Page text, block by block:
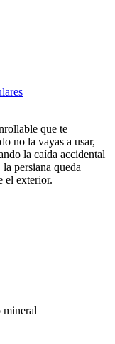
que te
no la vayas a usar,
la caída accidental
persiana queda
el exterior.
mineral